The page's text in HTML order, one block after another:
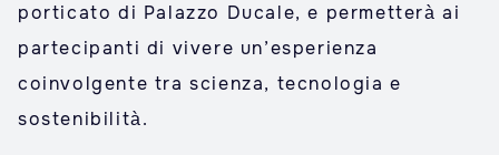
porticato di Palazzo Ducale, e permetterà ai
partecipanti di vivere un’esperienza
coinvolgente tra scienza, tecnologia e
sostenibilità.